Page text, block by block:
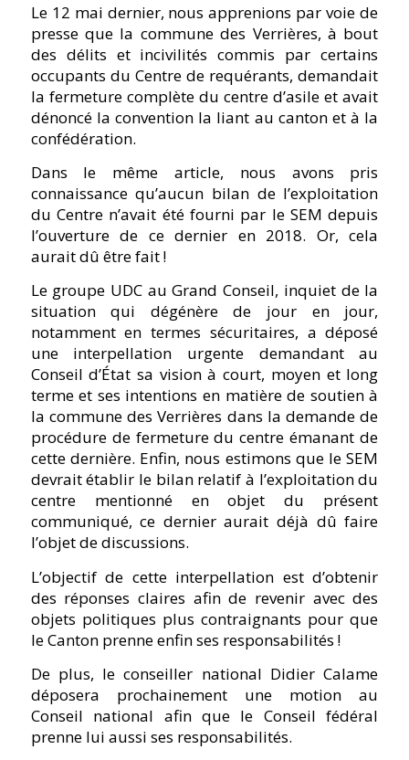
Le 12 mai dernier, nous apprenions par voie de
presse que la commune des Verrières, à bout
des délits et incivilités commis par certains
occupants du Centre de requérants, demandait
la fermeture complète du centre d’asile et avait
dénoncé la convention la liant au canton et à la
confédération.
Dans le même article, nous avons pris
connaissance qu’aucun bilan de l’exploitation
du Centre n’avait été fourni par le SEM depuis
l’ouverture de ce dernier en 2018. Or, cela
aurait dû être fait !
Le groupe UDC au Grand Conseil, inquiet de la
situation qui dégénère de jour en jour,
notamment en termes sécuritaires, a déposé
une interpellation urgente demandant au
Conseil d’État sa vision à court, moyen et long
terme et ses intentions en matière de soutien à
la commune des Verrières dans la demande de
procédure de fermeture du centre émanant de
cette dernière. Enfin, nous estimons que le SEM
devrait établir le bilan relatif à l’exploitation du
centre mentionné en objet du présent
communiqué, ce dernier aurait déjà dû faire
l’objet de discussions.
L’objectif de cette interpellation est d’obtenir
des réponses claires afin de revenir avec des
objets politiques plus contraignants pour que
le Canton prenne enfin ses responsabilités !
De plus, le conseiller national Didier Calame
déposera prochainement une motion au
Conseil national afin que le Conseil fédéral
prenne lui aussi ses responsabilités.